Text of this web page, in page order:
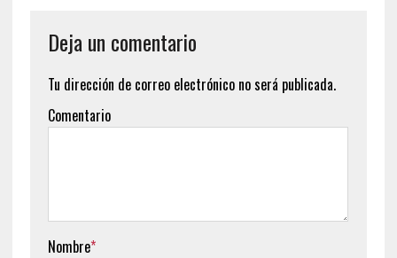
Deja un comentario
Tu dirección de correo electrónico no será publicada.
Comentario
Nombre*